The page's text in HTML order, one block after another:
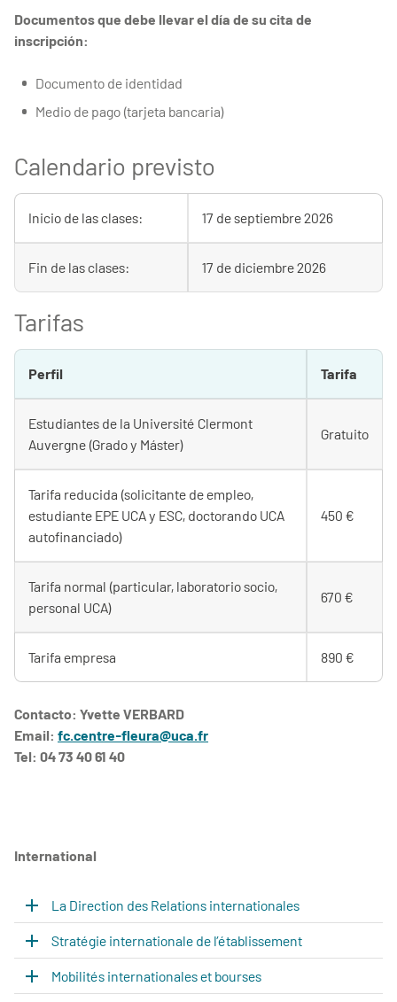
Documentos que debe llevar el día de su cita de
inscripción:
Documento de identidad
Medio de pago (tarjeta bancaria)
Calendario previsto
Inicio de las clases: 17 de septiembre 2026
Fin de las clases: 17 de diciembre 2026
Tarifas
Perfil Tarifa
Estudiantes de la Université Clermont
Auvergne (Grado y Máster)
Gratuito
Tarifa reducida (solicitante de empleo,
estudiante EPE UCA y ESC, doctorando UCA
autofinanciado)
450 €
Tarifa normal (particular, laboratorio socio,
personal UCA)
670 €
Tarifa empresa 890 €
Contacto: Yvette VERBARD
Email: fc.centre-fleura@uca.fr
Tel: 04 73 40 61 40
International
La Direction des Relations internationales
Stratégie internationale de l’établissement
Mobilités internationales et bourses